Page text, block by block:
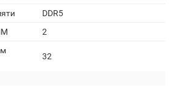
DDR5
2
32